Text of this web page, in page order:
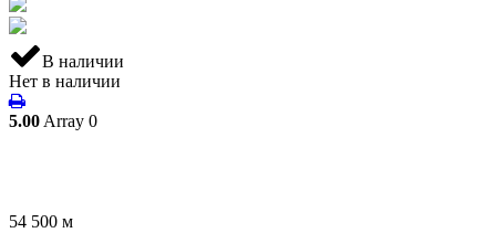
В наличии
Нет в наличии
5.00 Array 0
54 500 м